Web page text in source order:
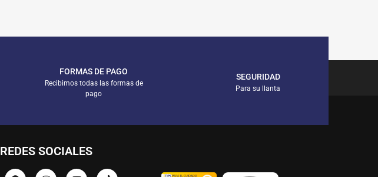
FORMAS DE PAGO
Recibimos todas las formas de
pago
SEGURIDAD
Para su llanta
REDES SOCIALES